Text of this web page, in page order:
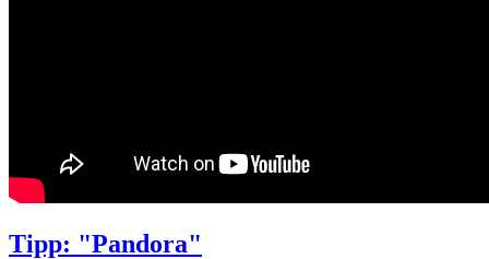
Tipp: "Pandora"